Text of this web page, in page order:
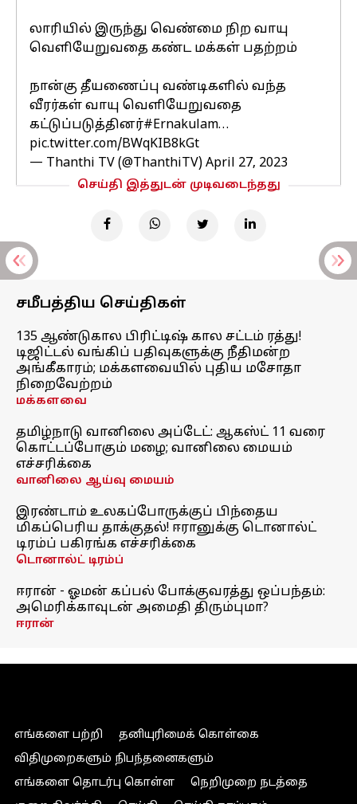
லாரியில் இருந்து வெண்மை நிற வாயு
வெளியேறுவதை கண்ட மக்கள் பதற்றம்
நான்கு தீயணைப்பு வண்டிகளில் வந்த
வீரர்கள் வாயு வெளியேறுவதை
கட்டுப்படுத்தினர்#Ernakulam…
pic.twitter.com/BWqKIB8kGt
— Thanthi TV (@ThanthiTV) April 27, 2023
செய்தி இத்துடன் முடிவடைந்தது
சமீபத்திய செய்திகள்
135 ஆண்டுகால பிரிட்டிஷ் கால சட்டம் ரத்து!
டிஜிட்டல் வங்கிப் பதிவுகளுக்கு நீதிமன்ற
அங்கீகாரம்; மக்களவையில் புதிய மசோதா
நிறைவேற்றம்
மக்களவை
தமிழ்நாடு வானிலை அப்டேட்: ஆகஸ்ட் 11 வரை
கொட்டப்போகும் மழை; வானிலை மையம்
எச்சரிக்கை
வானிலை ஆய்வு மையம்
இரண்டாம் உலகப்போருக்குப் பிந்தைய
மிகப்பெரிய தாக்குதல்! ஈரானுக்கு டொனால்ட்
டிரம்ப் பகிரங்க எச்சரிக்கை
டொனால்ட் டிரம்ப்
ஈரான் - ஓமன் கப்பல் போக்குவரத்து ஒப்பந்தம்:
அமெரிக்காவுடன் அமைதி திரும்புமா?
ஈரான்
எங்களை பற்றி
தனியுரிமைக் கொள்கை
விதிமுறைகளும் நிபந்தனைகளும்
எங்களை தொடர்பு கொள்ள
நெறிமுறை நடத்தை